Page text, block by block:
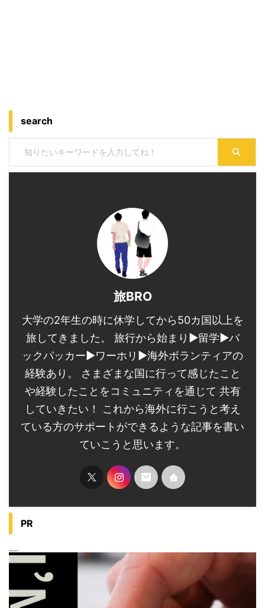
search
旅BRO
大学の2年生の時に休学してから50カ国以上を
旅してきました。 旅行から始まり▶︎留学▶︎バ
ックパッカー▶︎ワーホリ▶︎海外ボランティアの
経験あり。 さまざまな国に行って感じたこと
や経験したことをコミュニティを通じて 共有
していきたい！ これから海外に行こうと考え
ている方のサポートができるような記事を書い
ていこうと思います。
PR